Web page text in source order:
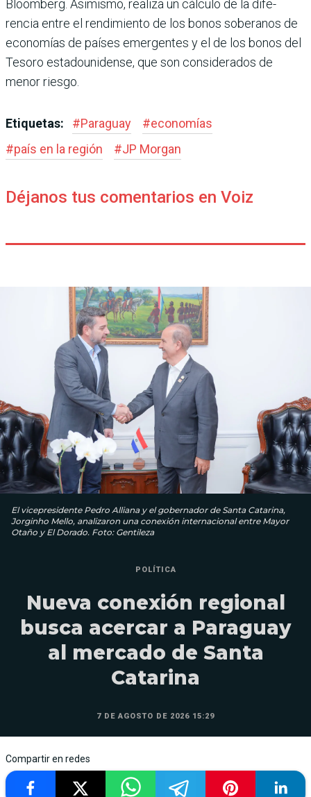
Bloomberg. Asimismo, realiza un cálculo de la dife­
rencia entre el rendimiento de los bonos soberanos de
econo­mías de países emergentes y el de los bonos del
Tesoro esta­dounidense, que son conside­rados de
menor riesgo.
Etiquetas: #Paraguay #economías
#país en la región #JP Morgan
Déjanos tus comentarios en Voiz
El vicepresidente Pedro Alliana y el gobernador de Santa Catarina,
Jorginho Mello, analizaron una conexión internacional entre Mayor
Otaño y El Dorado. Foto: Gentileza
POLÍTICA
Nueva conexión regional
busca acercar a Paraguay
al mercado de Santa
Catarina
7 DE AGOSTO DE 2026 15:29
Compartir en redes